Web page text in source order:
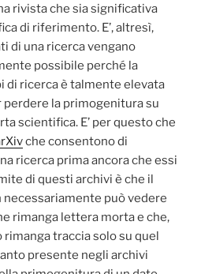
rivista che sia significativa
di riferimento. E’, altresì,
di una ricerca vengano
possibile perché la
di ricerca è talmente elevata
perdere la primogenitura su
scientifica. E’ per questo che
che consentono di
ricerca prima ancora che essi
di questi archivi è che il
può vedere
rimanga lettera morta e che,
rimanga traccia solo su quel
presente negli archivi